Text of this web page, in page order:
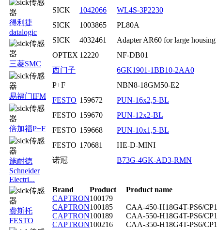
得利捷
datalogic
三菱SMC
易福门IFM
倍加福P+F
施耐德
Schneider
Electri...
费斯托
FESTO
SICK
1042066
WL4S-3P2230
SICK
1003865
PL80A
SICK
4032461
Adapter AR60 for large housing
OPTEX 12220
NF-DB01
西门子
6GK1901-1BB10-2AA0
P+F
NBN8-18GM50-E2
FESTO 159672
PUN-16x2,5-BL
FESTO 159670
PUN-12x2-BL
FESTO 159668
PUN-10x1,5-BL
FESTO 170681
HE-D-MINI
诺冠
B73G-4GK-AD3-RMN
Brand Product
Product name
CAPTRON100179
CAPTRON100185
CAA-450-H18G4T-PS6/
CAPTRON100189
CAA-550-H18G4T-PS6/
CAPTRON100216
CAA-350-H18G4T-PS6/